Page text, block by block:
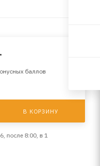
баллов
В КОРЗИНУ
после 8:00, в 1